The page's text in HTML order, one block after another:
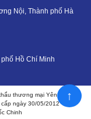
nước với áp lực
thể giải phóng lưu
hiếm có của LaVor
cực bền, không bị hạ
Nội, Thành phố Hà
Hồ Chí Minh
thương mại Yên Phát
ngày 30/05/2012
Chinh
↑